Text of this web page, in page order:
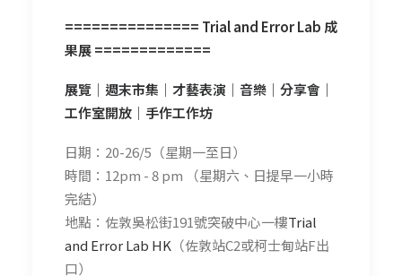
=============== Trial and Error Lab 成
果展 =============
展覽│週末市集│才藝表演│音樂│分享會│
工作室開放│手作工作坊
日期：20-26/5（星期一至日）
時間：12pm - 8 pm （星期六、日提早一小時
完結）
地點：佐敦吳松街191號突破中心一樓Trial
and Error Lab HK （佐敦站C2或柯士甸站F出
口）